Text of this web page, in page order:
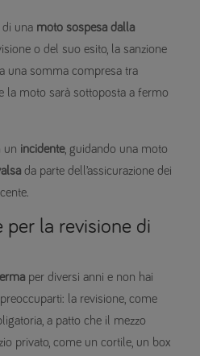
una moto sospesa dalla
o del suo esito, la sanzione
una somma compresa tra
moto sarà sottoposta a fermo
un incidente, guidando una moto
da parte dell’assicurazione dei
per la revisione di
per diversi anni e non hai
la revisione, come
a patto che il mezzo
privato, come un cortile, un box